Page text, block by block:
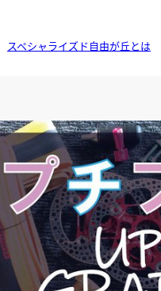
スペシャライズド自由が丘とは